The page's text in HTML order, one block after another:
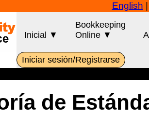
English
Inicial ▼
Bookkeeping
Online ▼
Iniciar sesión/Registrarse
de